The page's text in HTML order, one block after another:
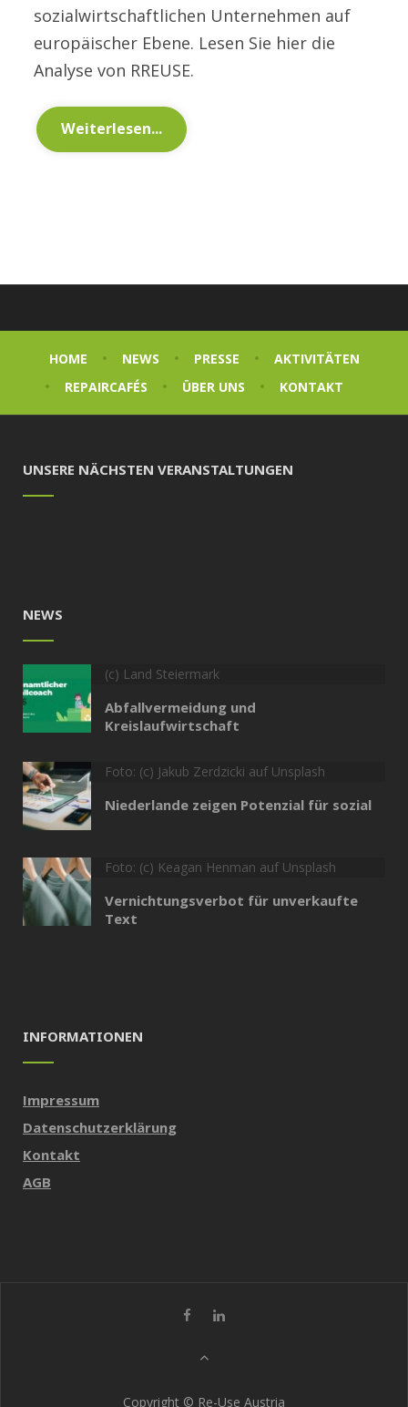
sozialwirtschaftlichen Unternehmen auf
europäischer Ebene. Lesen Sie hier die
Analyse von RREUSE.
Weiterlesen...
HOME NEWS PRESSE
AKTIVITÄTEN
REPAIRCAFÉS
ÜBER UNS KONTAKT
UNSERE NÄCHSTEN VERANSTALTUNGEN
NEWS
(c) Land Steiermark
Abfallvermeidung und
Kreislaufwirtschaft
Foto: (c) Jakub Zerdzicki auf Unsplash
Niederlande zeigen Potenzial für sozial
Foto: (c) Keagan Henman auf Unsplash
Vernichtungsverbot für unverkaufte
Text
INFORMATIONEN
Impressum
Datenschutzerklärung
Kontakt
AGB
Copyright © Re-Use Austria